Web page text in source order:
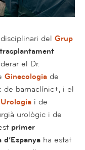
del Grup
el Dr.
Ginecologia de
de barnaclínic+, i el
Urologia i de
urològic i de
primer
ha estat